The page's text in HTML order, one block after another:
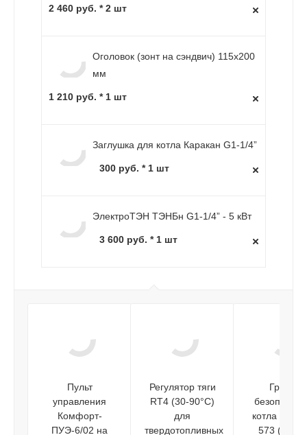
2 460 руб. * 2 шт
Оголовок (зонт на сэндвич) 115х200
мм
1 210 руб. * 1 шт
Заглушка для котла Каракан G1-1/4”
300 руб. * 1 шт
ЭлектроТЭН ТЭНБн G1-1/4” - 5 кВт
3 600 руб. * 1 шт
Пульт
управления
Комфорт-
ПУЭ-6/02 на
Регулятор тяги
RT4 (30-90°C)
для
твердотопливных
Группа
котла 1" PF
573 (3